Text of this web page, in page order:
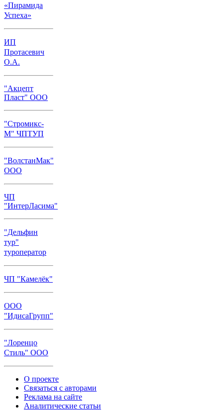
«Пирамида
Успеха»
ИП
Протасевич
О.А.
"Акцепт
Пласт" ООО
"Стромикс-
М" ЧПТУП
"ВолстанМак"
ООО
ЧП
"ИнтерЛасима"
"Дельфин
тур"
туроператор
ЧП "Камелёк"
ООО
"ИдисаГрупп"
"Лоренцо
Стиль" ООО
О проекте
Связаться с авторами
Реклама на сайте
Аналитические статьи